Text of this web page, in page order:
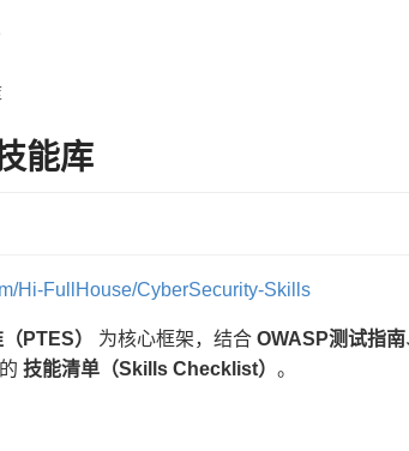
能库
Hi-FullHouse/CyberSecurity-Skills
PTES） 为核心框架，结合 OWASP测试指南
技能清单（Skills Checklist） 。